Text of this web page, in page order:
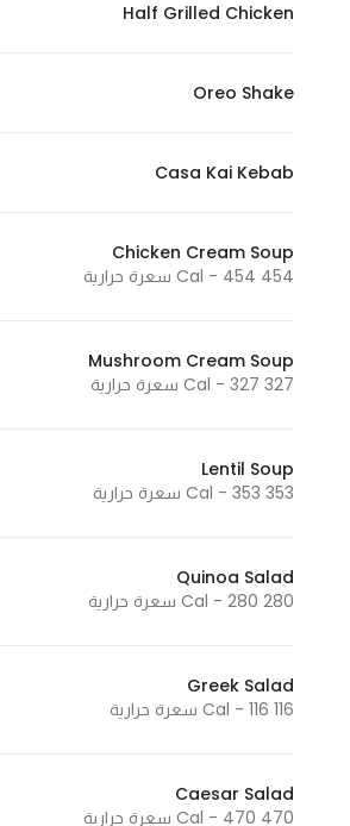
Half Grilled Chicken
Oreo Shake
Casa Kai Kebab
Chicken Cream Soup
454 Cal - 454 سعرة حرارية
Mushroom Cream Soup
327 Cal - 327 سعرة حرارية
Lentil Soup
353 Cal - 353 سعرة حرارية
Quinoa Salad
280 Cal - 280 سعرة حرارية
Greek Salad
116 Cal - 116 سعرة حرارية
Caesar Salad
470 Cal - 470 سعرة حرارية